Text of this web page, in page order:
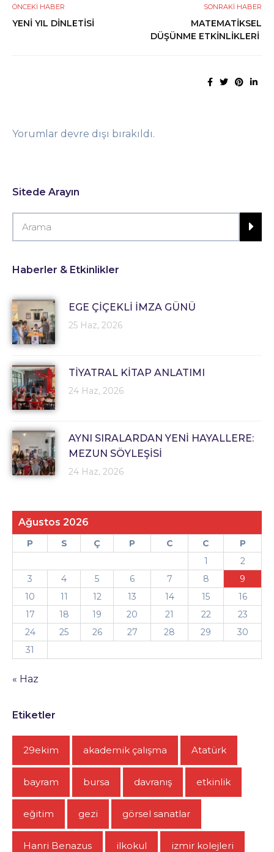
ÖNCEKI HABER
YENİ YIL DİNLETİSİ
SONRAKI HABER
MATEMATİKSEL
DÜŞÜNME ETKİNLİKLERİ
Yorumlar devre dışı bırakıldı.
Sitede Arayın
Haberler & Etkinlikler
EGE ÇİÇEKLİ İMZA GÜNÜ
25 Haz, 2026
TİYATRAL KİTAP ANLATIMI
24 Haz, 2026
AYNI SIRALARDAN YENİ HAYALLERE:
MEZUN SÖYLEŞİSİ
24 Haz, 2026
Ağustos 2026
P S Ç P C C
P
1
2
3
4 5 6 7 8
9
10
11 12 13 14 15
16
17
18 19 20 21 22
23
24
25 26 27 28 29
30
31
« Haz
Etiketler
29ekim akademik çalışma Atatürk
bayram bursa davranış etkinlik
eğitim gezi görsel sanatlar
Hanri Benazus ilkokul izmir kolejleri